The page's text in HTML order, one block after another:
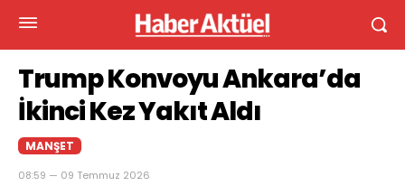
Trump Konvoyu Ankara’da
İkinci Kez Yakıt Aldı
MANŞET
08:59 — 09 Temmuz 2026